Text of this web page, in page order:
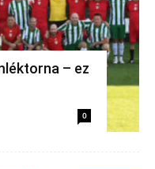
– ez
0